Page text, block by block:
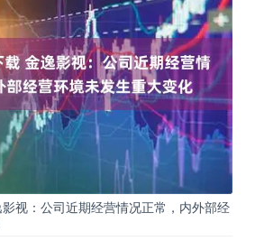
视：公司近期经营情况正常，内外部经